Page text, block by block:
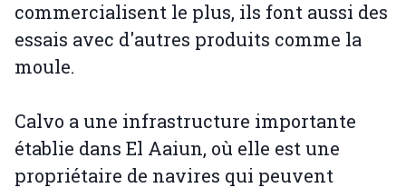
commercialisent le plus, ils font aussi des
essais avec d'autres produits comme la
moule.
Calvo a une infrastructure importante
établie dans El Aaiun, où elle est une
propriétaire de navires qui peuvent